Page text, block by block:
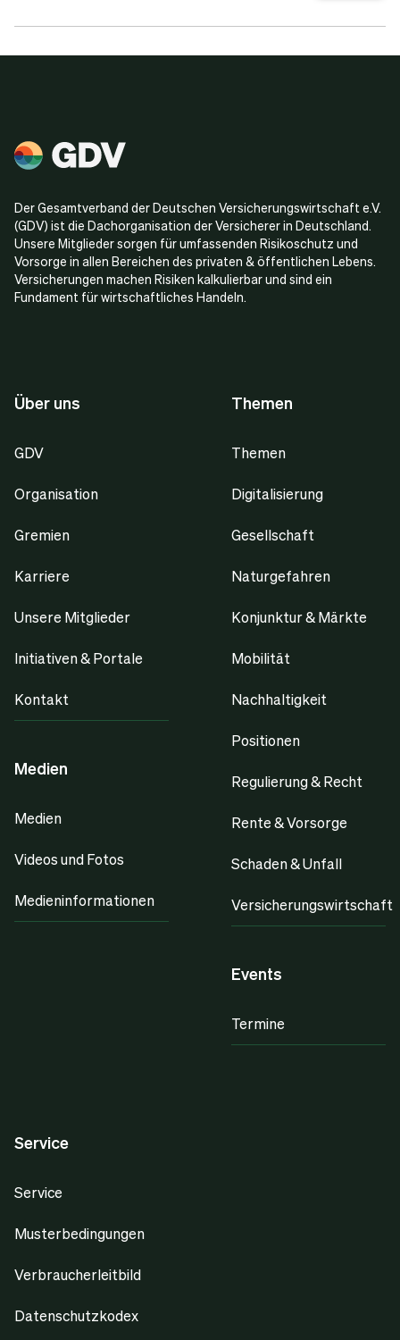
Der Gesamtverband der Deutschen Versicherungswirtschaft e.V.
(GDV) ist die Dachorganisation der Versicherer in Deutschland.
Unsere Mitglieder sorgen für umfassenden Risikoschutz und
Vorsorge in allen Bereichen des privaten & öffentlichen Lebens.
Versicherungen machen Risiken kalkulierbar und sind ein
Fundament für wirtschaftliches Handeln.
Über uns
GDV
Organisation
Gremien
Karriere
Unsere Mitglieder
Initiativen & Portale
Kontakt
Medien
Medien
Videos und Fotos
Medieninformationen
Themen
Themen
Digitalisierung
Gesellschaft
Naturgefahren
Konjunktur & Märkte
Mobilität
Nachhaltigkeit
Positionen
Regulierung & Recht
Rente & Vorsorge
Schaden & Unfall
Versicherungswirtschaft
Events
Termine
Service
Service
Musterbedingungen
Verbraucherleitbild
Datenschutzkodex